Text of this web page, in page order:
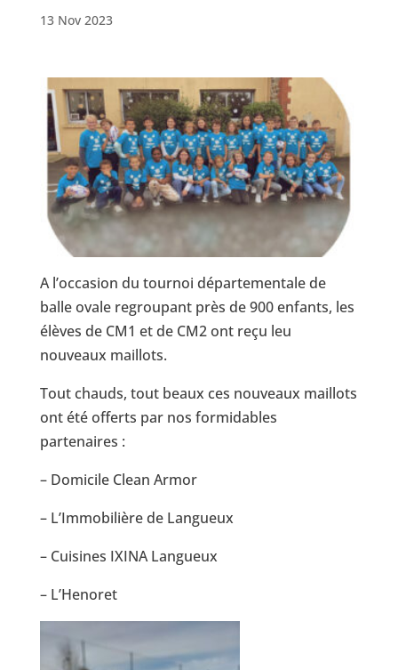
13 Nov 2023
A l’occasion du tournoi départementale de
balle ovale regroupant près de 900 enfants, les
élèves de CM1 et de CM2 ont reçu leu
nouveaux maillots.
Tout chauds, tout beaux ces nouveaux maillots
ont été offerts par nos formidables
partenaires :
– Domicile Clean Armor
– L’Immobilière de Langueux
– Cuisines IXINA Langueux
– L’Henoret